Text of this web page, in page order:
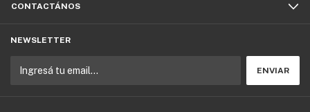
CONTACTÁNOS
NEWSLETTER